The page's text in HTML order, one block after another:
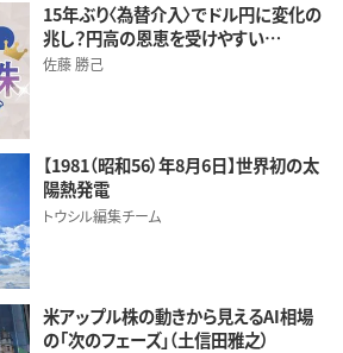
15年ぶり〈為替介入〉でドル円に変化の
兆し？円高の恩恵を受けやすい…
佐藤 勝己
【1981（昭和56）年8月6日】世界初の太
陽熱発電
トウシル編集チーム
米アップル株の動きから見えるAI相場
の「次のフェーズ」（土信田雅之）